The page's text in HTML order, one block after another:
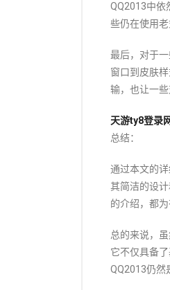
QQ2013中依
些仍在使用
最后，对于
窗口到皮肤
输，也让一
天游ty8登录
总结：
通过本文的
其简洁的设
的介绍，都
总的来说，
它不仅具备
QQ2013仍然